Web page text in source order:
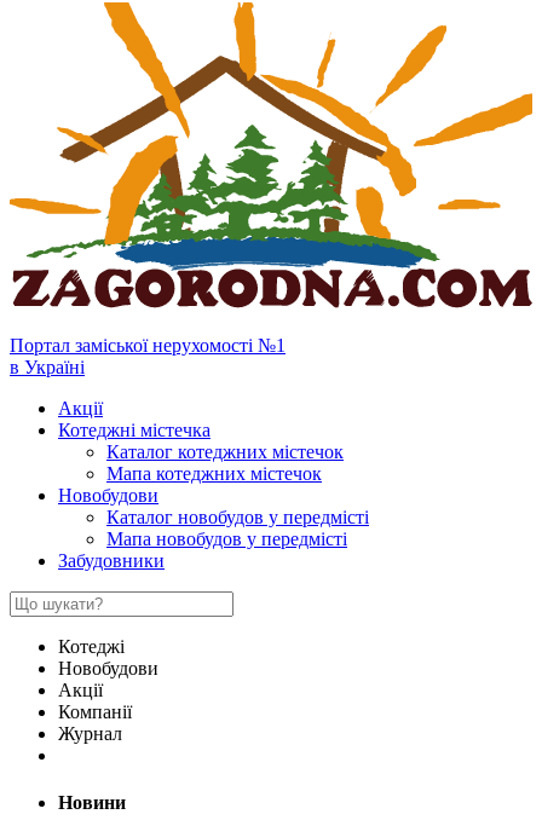
Портал заміської нерухомості №1
в Україні
Акції
Котеджні містечка
Каталог котеджних містечок
Мапа котеджних містечок
Новобудови
Каталог новобудов у передмісті
Мапа новобудов у передмісті
Забудовники
Котеджі
Новобудови
Акції
Компанії
Журнал
Новини